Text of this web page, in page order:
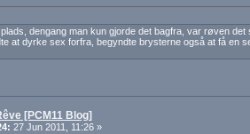
dengang man kun gjorde det bagfra, var røven det
at dyrke sex forfra, begyndte brysterne også at få en
[PCM11 Blog]
27 Jun 2011, 11:26 »